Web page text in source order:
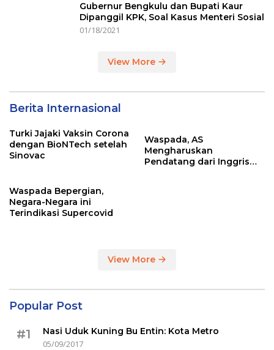
Gubernur Bengkulu dan Bupati Kaur
Dipanggil KPK, Soal Kasus Menteri Sosial
01/18/2021
View More
Berita Internasional
Turki Jajaki Vaksin Corona
dengan BioNTech setelah
Sinovac
Waspada, AS
Mengharuskan
Pendatang dari Inggris
Waspada Bepergian,
Negara-Negara ini
Terindikasi Supercovid
View More
Popular Post
#1
Nasi Uduk Kuning Bu Entin: Kota Metro
05/09/2017